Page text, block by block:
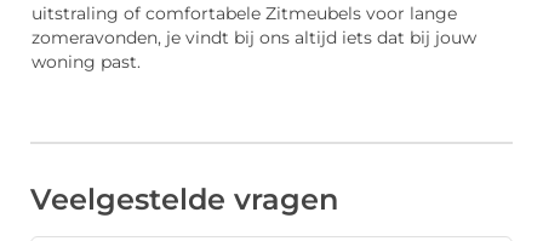
uitstraling of comfortabele Zitmeubels voor lange
zomeravonden, je vindt bij ons altijd iets dat bij jouw
woning past.
Veelgestelde vragen